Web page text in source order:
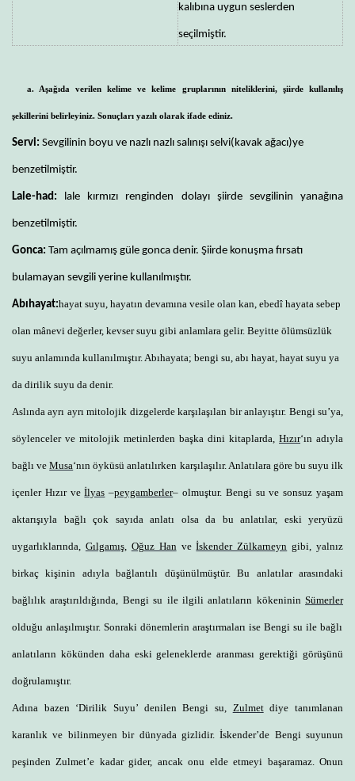
kalıbına uygun seslerden
seçilmiştir.
a. Aşağıda verilen kelime ve kelime gruplarının niteliklerini, şiirde kullanılış
şekillerini belirleyiniz. Sonuçları yazılı olarak ifade ediniz.
Servi: Sevgilinin boyu ve nazlı nazlı salınışı selvi(kavak ağacı)ye
benzetilmiştir.
Lale-had: lale kırmızı renginden dolayı şiirde sevgilinin yanağına
benzetilmiştir.
Gonca: Tam açılmamış güle gonca denir. Şiirde konuşma fırsatı
bulamayan sevgili yerine kullanılmıştır.
Abıhayat:hayat suyu, hayatın devamına vesile olan kan, ebedî hayata sebep
olan mânevi değerler, kevser suyu gibi anlamlara gelir. Beyitte ölümsüzlük
suyu anlamında kullanılmıştır. Abıhayata; bengi su, abı hayat, hayat suyu ya
da dirilik suyu da denir.
Aslında ayrı ayrı mitolojik dizgelerde karşılaşılan bir anlayıştır. Bengi su’ya,
söylenceler ve mitolojik metinlerden başka dini kitaplarda, Hızır‘ın adıyla
bağlı veMusa‘nın öyküsü anlatılırken karşılaşılır. Anlatılara göre bu suyu ilk
içenler Hızır veİlyas –peygamberler– olmuştur. Bengi su ve sonsuz yaşam
aktarışıyla bağlı çok sayıda anlatı olsa da bu anlatılar, eski yeryüzü
uygarlıklarında, Gılgamış, Oğuz Han veİskender Zülkarneyn gibi, yalnız
birkaç kişinin adıyla bağlantılı düşünülmüştür. Bu anlatılar arasındaki
bağlılık araştırıldığında, Bengi su ile ilgili anlatıların kökeninin Sümerler
olduğu anlaşılmıştır. Sonraki dönemlerin araştırmaları ise Bengi su ile bağlı
anlatıların kökünden daha eski geleneklerde aranması gerektiği görüşünü
doğrulamıştır.
Adına bazen ‘Dirilik Suyu’ denilen Bengi su, Zulmetdiye tanımlanan
karanlık ve bilinmeyen bir dünyada gizlidir. İskender’de Bengi suyunun
peşinden Zulmet’e kadar gider, ancak onu elde etmeyi başaramaz. Onun